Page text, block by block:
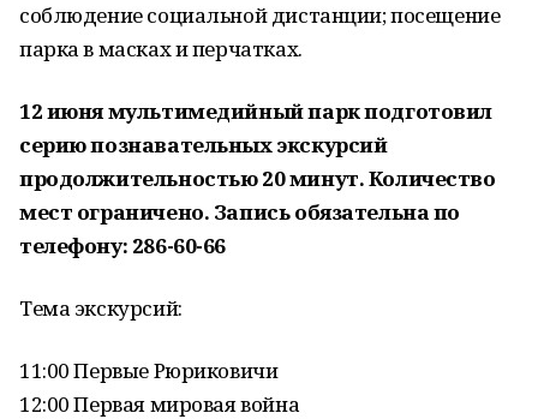
соблюдение социальной дистанции; посещение
парка в масках и перчатках.
12 июня мультимедийный парк подготовил
серию познавательных экскурсий
продолжительностью 20 минут. Количество
мест ограничено. Запись обязательна по
телефону: 286-60-66
Тема экскурсий:
11:00 Первые Рюриковичи
12:00 Первая мировая война